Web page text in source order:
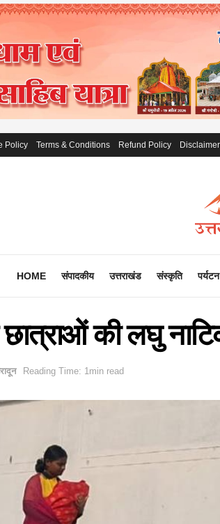
Policy Terms & Conditions Refund Policy Disclaimer
HOME संपादकीय उत्तराखंड संस्कृति पर्यटन
छात्राओं की लघु
Reading Time: 1min read